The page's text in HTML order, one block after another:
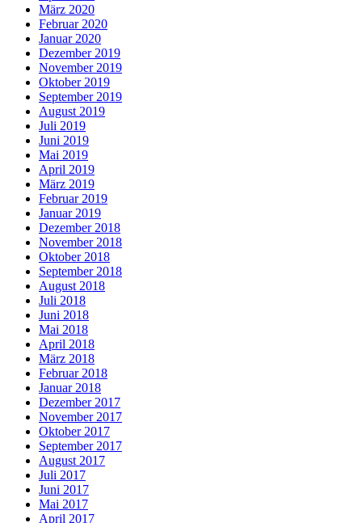
März 2020
Februar 2020
Januar 2020
Dezember 2019
November 2019
Oktober 2019
September 2019
August 2019
Juli 2019
Juni 2019
Mai 2019
April 2019
März 2019
Februar 2019
Januar 2019
Dezember 2018
November 2018
Oktober 2018
September 2018
August 2018
Juli 2018
Juni 2018
Mai 2018
April 2018
März 2018
Februar 2018
Januar 2018
Dezember 2017
November 2017
Oktober 2017
September 2017
August 2017
Juli 2017
Juni 2017
Mai 2017
April 2017